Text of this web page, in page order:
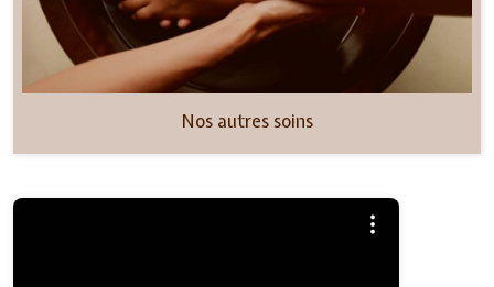
Nos autres soins